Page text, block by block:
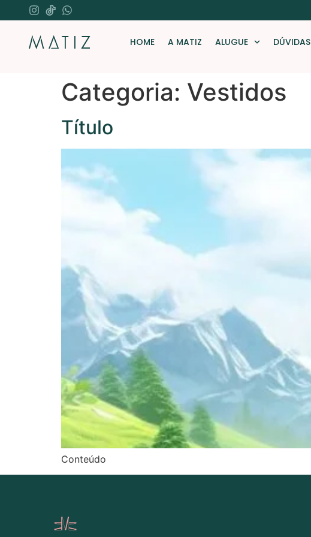
HOME A MATIZ ALUGUE DÚVIDAS
Categoria: Vestidos
Título
Conteúdo